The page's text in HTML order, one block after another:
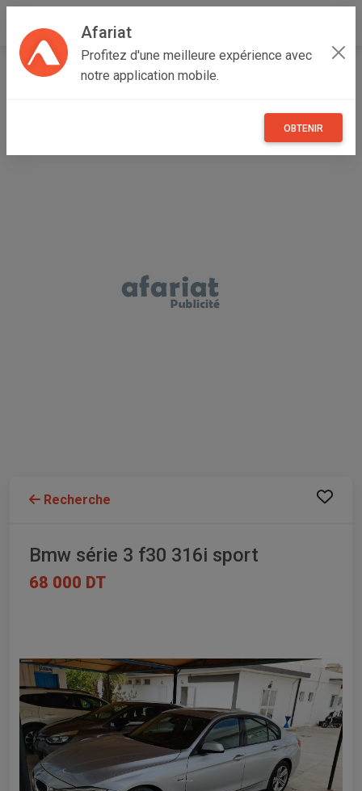
Afariat
Profitez d'une meilleure expérience avec
notre application mobile.
OBTENIR
Accueil Véhicules Grand Centre
Recherche
Bmw série 3 f30 316i sport
68 000 DT